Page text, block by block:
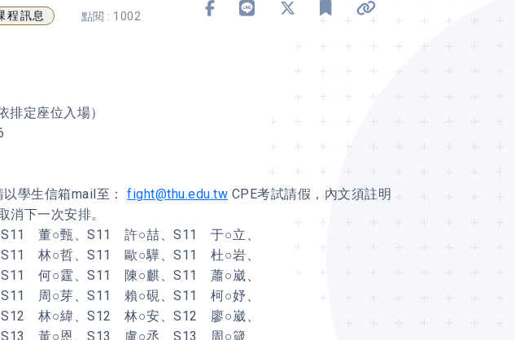
程訊息 點閱 : 1002
定座位入場）
學生信箱mail至： fight@thu.edu.tw CPE考試請假，內文須註明
消下一次安排。
董○甄、S11 許○喆、S11 于○立、
林○哲、S11 歐○驊、S11 杜○岩、
何○霆、S11 陳○麒、S11 蕭○崴、
周○芽、S11 賴○硯、S11 柯○妤、
林○緯、S12 林○安、S12 廖○崴、
黃○恩、S13 盧○丞、S13 周○箴